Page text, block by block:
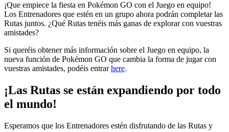
¡Que empiece la fiesta en Pokémon GO con el Juego en equipo!
Los Entrenadores que estén en un grupo ahora podrán completar las
Rutas juntos. ¿Qué Rutas tenéis más ganas de explorar con vuestras
amistades?
Si queréis obtener más información sobre el Juego en equipo, la
nueva función de Pokémon GO que cambia la forma de jugar con
vuestras amistades, podéis entrarhere.
¡Las Rutas se están expandiendo por todo
el mundo!
Esperamos que los Entrenadores estén disfrutando de las Rutas y